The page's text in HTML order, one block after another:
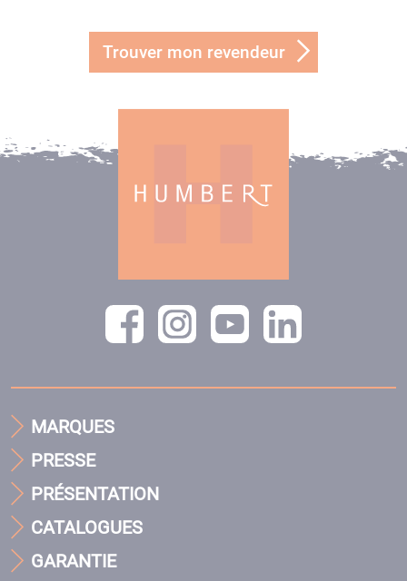
Trouver mon revendeur
MARQUES
PRESSE
PRÉSENTATION
CATALOGUES
GARANTIE